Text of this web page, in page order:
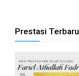
satın al
panel
Prestasi Terbaru